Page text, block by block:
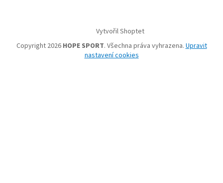
Vytvořil Shoptet
Copyright 2026 HOPE SPORT. Všechna práva vyhrazena.Upravit
nastavení cookies